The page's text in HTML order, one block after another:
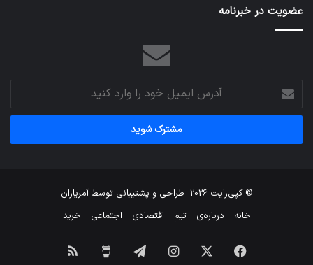
عضویت در خبرنامه
آدرس
ایمیل
خود
وارد
© کپی‌رایت 2026 طراحی و پشتیبانی توسطآمریاران
خانه
درباره‌ی تیم اقتصادی اجتماعی خرید
فیس اینستاگرامتلگرام خوراک